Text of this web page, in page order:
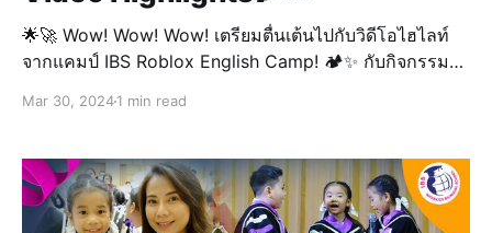
🌟🚀 Wow! Wow! Wow! เตรียมตื่นเต้นไปกับวิดีโอไฮไลท์
จากแคมป์ IBS Roblox English Camp! 🏕️✨ กับกิจกรรม
Campers ตัวน้อย 📚💡 เชิญรับชมกันเลยครับ! 🎉👀
は、再現度に加えて動きやすさと着用時間も考えて選び
ましょう。複数の候補を比較する際は、コスプレ衣装 安
いで仕様の違いを確認できます。最後に衣装全体を試着
Mar 30, 20241 min read